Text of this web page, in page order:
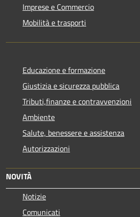
Imprese e Commercio
Mobilità e trasporti
Educazione e formazione
Giustizia e sicurezza pubblica
Tributi,finanze e contravvenzioni
Ambiente
Salute, benessere e assistenza
Autorizzazioni
NOVITÀ
Notizie
Comunicati